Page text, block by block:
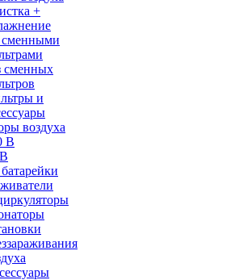
+
сменными
сменных
и
воздуха
В